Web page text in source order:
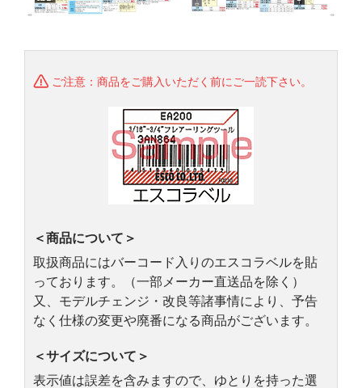
ご注意：商品をご購入いただく前にご一読下さい。
＜商品について＞
取扱商品にはバーコード入りのエスコラベルを貼
っております。（一部メーカー直送品を除く）
又、モデルチェンジ・改良等諸事情により、予告
なく仕様の変更や廃番になる商品がございます。
＜サイズについて＞
表示値は誤差を含みますので、ゆとりを持った選